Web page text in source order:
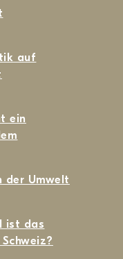
auf
ein
der Umwelt
ist das